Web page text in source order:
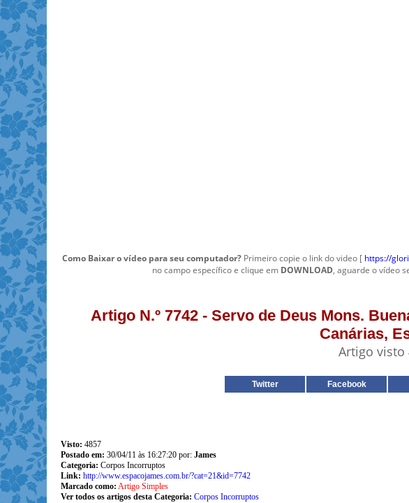
Como Baixar o vídeo para seu computador? Primeiro copie o link do video [ https://
no campo específico e clique em DOWNLOAD, aguarde o vídeo
Artigo N.º 7742 - Servo de Deus Mons.
Canárias,
Artigo visto
Twitter Facebook
Visto: 4857
Postado em: 30/04/11 às 16:27:20 por: James
Categoria: Corpos Incorruptos
Link: http://www.espacojames.com.br/?cat=21&id=7742
Marcado como: Artigo Simples
Ver todos os artigos desta Categoria: Corpos Incorruptos